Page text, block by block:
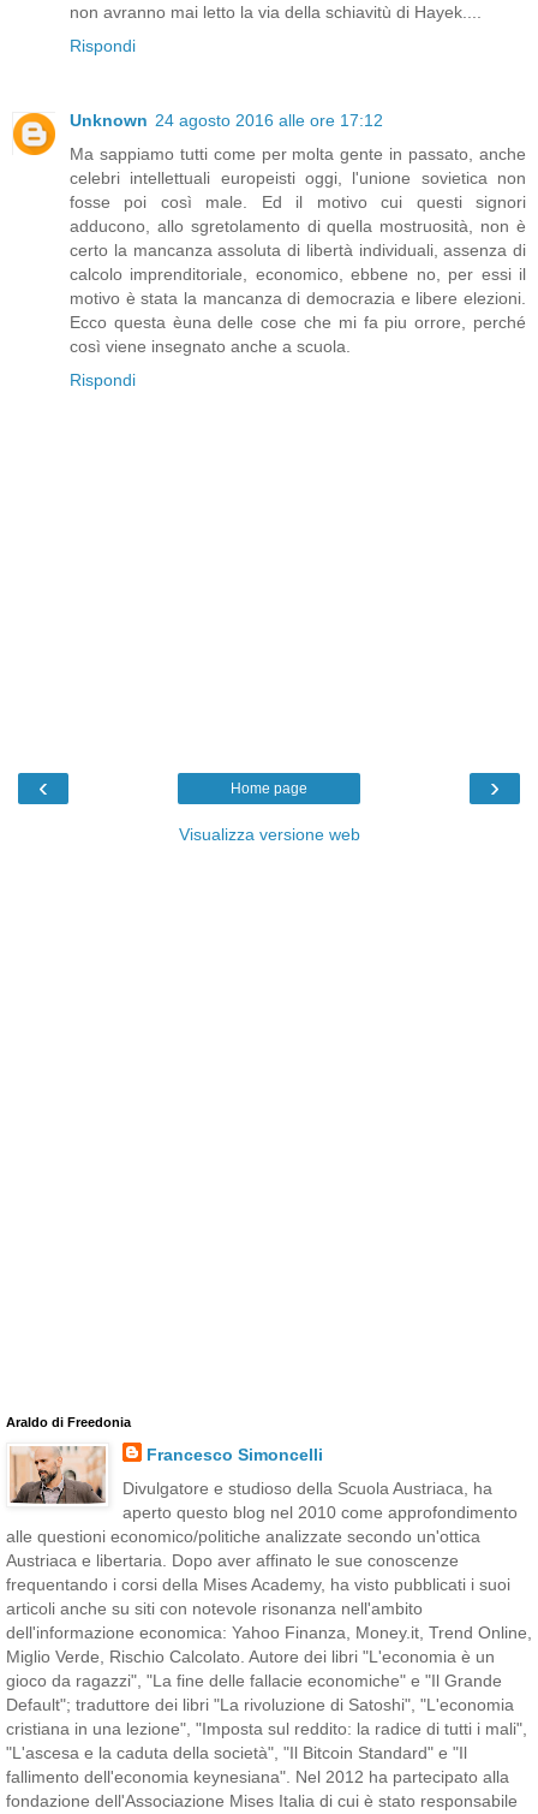
non avranno mai letto la via della schiavitù di Hayek....
Rispondi
Unknown 24 agosto 2016 alle ore 17:12
Ma sappiamo tutti come per molta gente in passato, anche
celebri intellettuali europeisti oggi, l'unione sovietica non
fosse poi così male. Ed il motivo cui questi signori
adducono, allo sgretolamento di quella mostruosità, non è
certo la mancanza assoluta di libertà individuali, assenza di
calcolo imprenditoriale, economico, ebbene no, per essi il
motivo è stata la mancanza di democrazia e libere elezioni.
Ecco questa èuna delle cose che mi fa piu orrore, perché
così viene insegnato anche a scuola.
Rispondi
‹ ›
Home page
Visualizza versione web
Araldo di Freedonia
Francesco Simoncelli
Divulgatore e studioso della Scuola Austriaca, ha
aperto questo blog nel 2010 come approfondimento
alle questioni economico/politiche analizzate secondo un'ottica
Austriaca e libertaria. Dopo aver affinato le sue conoscenze
frequentando i corsi della Mises Academy, ha visto pubblicati i suoi
articoli anche su siti con notevole risonanza nell'ambito
dell'informazione economica: Yahoo Finanza, Money.it, Trend Online,
Miglio Verde, Rischio Calcolato. Autore dei libri "L'economia è un
gioco da ragazzi", "La fine delle fallacie economiche" e "Il Grande
Default"; traduttore dei libri "La rivoluzione di Satoshi", "L'economia
cristiana in una lezione", "Imposta sul reddito: la radice di tutti i mali",
"L'ascesa e la caduta della società", "Il Bitcoin Standard" e "Il
fallimento dell'economia keynesiana". Nel 2012 ha partecipato alla
fondazione dell'Associazione Mises Italia di cui è stato responsabile